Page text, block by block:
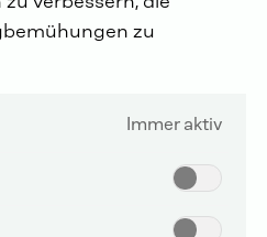
zu
Immer aktiv